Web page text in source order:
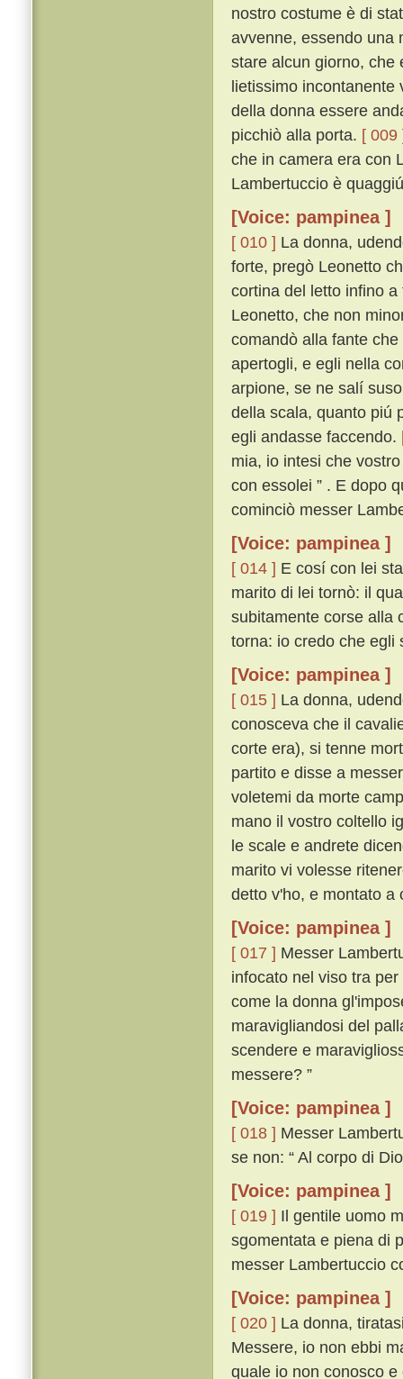
nostro costume è di
avvenne, essendo una
stare alcun giorno, che
lietissimo incontanente
della donna essere
picchiò alla porta. [ 009
che in camera era con
Lambertuccio è
[Voice: pampinea ]
[ 010 ] La donna,
forte, pregò Leonetto
cortina del letto infino
Leonetto, che non
comandò alla fante
apertogli, e egli nella
arpione, se ne salí
della scala, quanto piú
egli andasse faccendo.
mia, io intesi che
con essolei ” . E dopo
cominciò messer
[Voice: pampinea ]
[ 014 ] E cosí con lei
marito di lei tornò: il
subitamente corse alla
torna: io credo che egli
[Voice: pampinea ]
[ 015 ] La donna,
conosceva che il
corte era), si tenne
partito e disse a
voletemi da morte
mano il vostro coltello
le scale e andrete
marito vi volesse
detto v'ho, e montato a
[Voice: pampinea ]
[ 017 ] Messer
infocato nel viso tra
come la donna
maravigliandosi del
scendere e
messere? ”
[Voice: pampinea ]
[ 018 ] Messer
se non: “ Al corpo di
[Voice: pampinea ]
[ 019 ] Il gentile uomo
sgomentata e piena di
messer Lambertuccio
[Voice: pampinea ]
[ 020 ] La donna,
Messere, io non ebbi
quale io non conosco